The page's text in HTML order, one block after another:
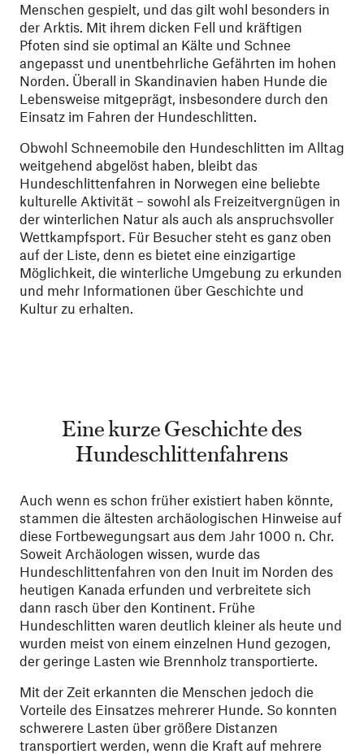
Menschen gespielt, und das gilt wohl besonders in
der Arktis. Mit ihrem dicken Fell und kräftigen
Pfoten sind sie optimal an Kälte und Schnee
angepasst und unentbehrliche Gefährten im hohen
Norden. Überall in Skandinavien haben Hunde die
Lebensweise mitgeprägt, insbesondere durch den
Einsatz im Fahren der Hundeschlitten.
Obwohl Schneemobile den Hundeschlitten im Alltag
weitgehend abgelöst haben, bleibt das
Hundeschlittenfahren in Norwegen eine beliebte
kulturelle Aktivität – sowohl als Freizeitvergnügen in
der winterlichen Natur als auch als anspruchsvoller
Wettkampfsport. Für Besucher steht es ganz oben
auf der Liste, denn es bietet eine einzigartige
Möglichkeit, die winterliche Umgebung zu erkunden
und mehr Informationen über Geschichte und
Kultur zu erhalten.
Eine kurze Geschichte des
Hundeschlittenfahrens
Auch wenn es schon früher existiert haben könnte,
stammen die ältesten archäologischen Hinweise auf
diese Fortbewegungsart aus dem Jahr 1000 n. Chr.
Soweit Archäologen wissen, wurde das
Hundeschlittenfahren von den Inuit im Norden des
heutigen Kanada erfunden und verbreitete sich
dann rasch über den Kontinent. Frühe
Hundeschlitten waren deutlich kleiner als heute und
wurden meist von einem einzelnen Hund gezogen,
der geringe Lasten wie Brennholz transportierte.
Mit der Zeit erkannten die Menschen jedoch die
Vorteile des Einsatzes mehrerer Hunde. So konnten
schwerere Lasten über größere Distanzen
transportiert werden, wenn die Kraft auf mehrere